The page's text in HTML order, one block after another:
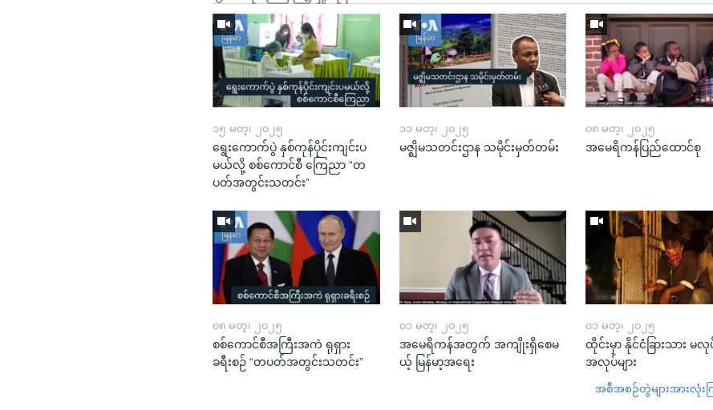
၁၅ မတ္၊ ၂၀၂၅
ရွေးကောက်ပွဲ နှစ်ကုန်ပိုင်းကျင်းပ
မယ်လို့ စစ်ကောင်စီ ကြေညာ “တ
ပတ်အတွင်းသတင်း”
၁၁ မတ္၊ ၂၀၂၅
မဇ္ဈိမသတင်းဌာန သမိုင်းမှတ်တမ်း
၀၈ မတ္၊ ၂၀၂၅
အမေရိကန်ပြည်ထောင်စု
၀၈ မတ္၊ ၂၀၂၅
စစ်ကောင်စီအကြီးအကဲ ရုရှား
ခရီးစဉ် “တပတ်အတွင်းသတင်း”
၀၁ မတ္၊ ၂၀၂၅
အမေရိကန်အတွက် အကျိုးရှိစေမ
ယ့် မြန်မာ့အရေး
၀၁ မတ္၊ ၂၀၂၅
ထိုင်းမှာ နိုင်ငံခြားသား မ
အလုပ်များ
အစီအစဉ်တွဲများအားလုံး